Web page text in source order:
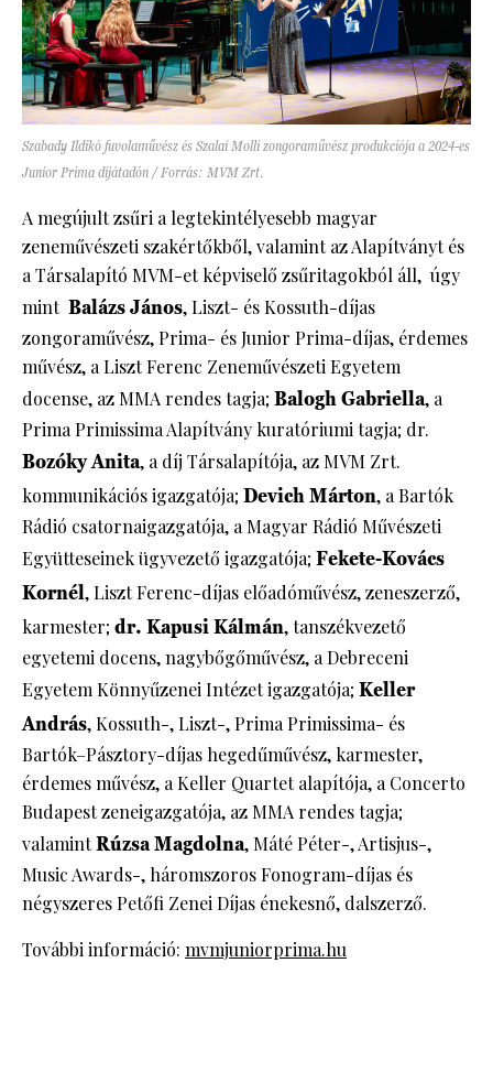
Szabady Ildikó fuvolaművész és Szalai Molli zongoraművész produkciója a 2024-es
Junior Prima díjátadón / Forrás: MVM Zrt.
A megújult zsűri a legtekintélyesebb magyar
zeneművészeti szakértőkből, valamint az Alapítványt és
a Társalapító MVM-et képviselő zsűritagokból áll, úgy
mint Balázs János, Liszt- és Kossuth-díjas
zongoraművész, Prima- és Junior Prima-díjas, érdemes
művész, a Liszt Ferenc Zeneművészeti Egyetem
docense, az MMA rendes tagja; Balogh Gabriella, a
Prima Primissima Alapítvány kuratóriumi tagja; dr.
Bozóky Anita, a díj Társalapítója, az MVM Zrt.
kommunikációs igazgatója; Devich Márton, a Bartók
Rádió csatornaigazgatója, a Magyar Rádió Művészeti
Együtteseinek ügyvezető igazgatója; Fekete-Kovács
Kornél, Liszt Ferenc-díjas előadóművész, zeneszerző,
karmester; dr. Kapusi Kálmán, tanszékvezető
egyetemi docens, nagybőgőművész, a Debreceni
Egyetem Könnyűzenei Intézet igazgatója; Keller
András, Kossuth-, Liszt-, Prima Primissima- és
Bartók–Pásztory-díjas hegedűművész, karmester,
érdemes művész, a Keller Quartet alapítója, a Concerto
Budapest zeneigazgatója, az MMA rendes tagja;
valamintRúzsa Magdolna, Máté Péter-, Artisjus-,
Music Awards-, háromszoros Fonogram-díjas és
négyszeres Petőfi Zenei Díjas énekesnő, dalszerző.
További információ: mvmjuniorprima.hu